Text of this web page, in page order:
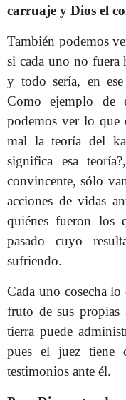
carruaje y Dios el
También podemos
si cada uno no fuera
y todo sería, en
Como ejemplo de
podemos ver lo que
mal la teoría del
significa esa
convincente, sólo
acciones de vidas
quiénes fueron los
pasado cuyo
sufriendo.
Cada uno cosecha
fruto de sus
tierra puede
pues el juez tiene
testimonios ante él.